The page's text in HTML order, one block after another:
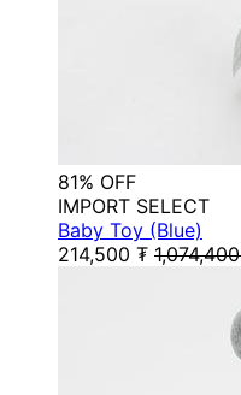
81% OFF
IMPORT SELECT
Baby Toy (Blue)
214,500 ₮ 1,074,400